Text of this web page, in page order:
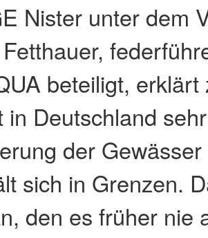
Nister unter dem
beteiligt,
in Deutschland
der
sich in Grenzen.
den es früher nie